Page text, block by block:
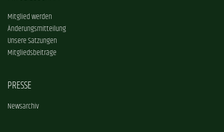
Mitglied werden
Änderungsmitteilung
Unsere Satzungen
Mitgliedsbeiträge
PRESSE
Newsarchiv